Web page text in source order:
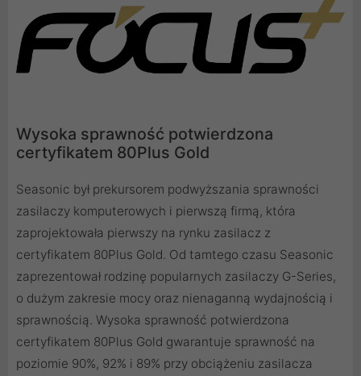
Wysoka sprawność potwierdzona
certyfikatem 80Plus Gold
Seasonic był prekursorem podwyższania sprawności
zasilaczy komputerowych i pierwszą firmą, która
zaprojektowała pierwszy na rynku zasilacz z
certyfikatem 80Plus Gold. Od tamtego czasu Seasonic
zaprezentował rodzinę popularnych zasilaczy G-Series,
o dużym zakresie mocy oraz nienaganną wydajnością i
sprawnością. Wysoka sprawność potwierdzona
certyfikatem 80Plus Gold gwarantuje sprawność na
poziomie 90%, 92% i 89% przy obciążeniu zasilacza